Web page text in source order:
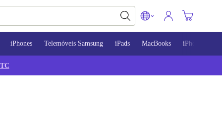
iPhones Telemóveis Samsung iPads MacBooks iPhone 13
TC